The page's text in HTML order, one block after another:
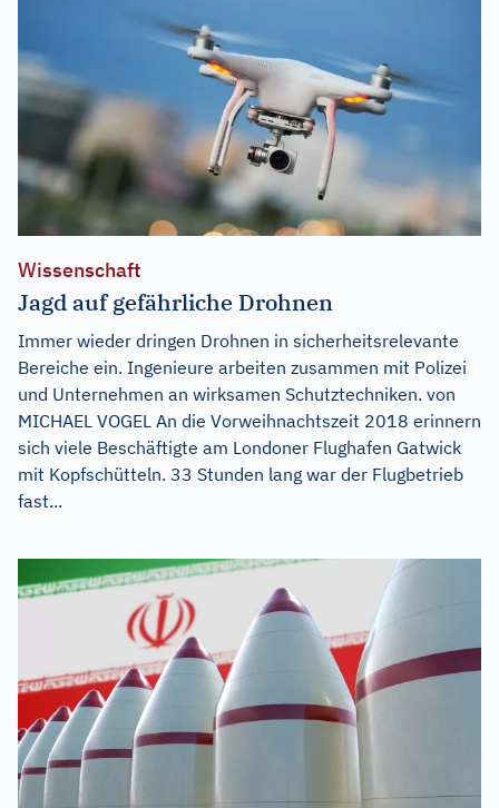
Wissenschaft
Jagd auf gefährliche Drohnen
Immer wieder dringen Drohnen in sicherheitsrelevante
Bereiche ein. Ingenieure arbeiten zusammen mit Polizei
und Unternehmen an wirksamen Schutztechniken. von
MICHAEL VOGEL An die Vorweihnachtszeit 2018 erinnern
sich viele Beschäftigte am Londoner Flughafen Gatwick
mit Kopfschütteln. 33 Stunden lang war der Flugbetrieb
fast...